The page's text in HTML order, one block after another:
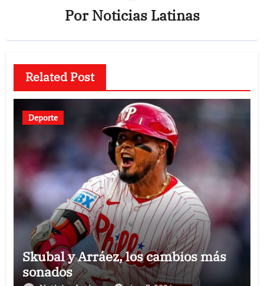
PorNoticias Latinas
Related Post
Deporte
Skubal y Arráez, los cambios más
sonados